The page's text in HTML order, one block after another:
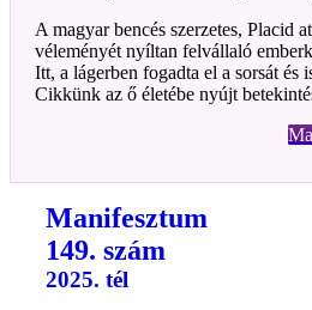
A magyar bencés szerzetes, Placid
véleményét nyíltan felvállaló
Itt, a lágerben fogadta el a sorsát
Cikkünk az ő életébe nyújt
Manifesztum
149. szám
2025. tél